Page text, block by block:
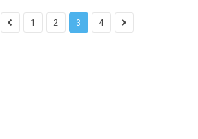
1 2 3 4